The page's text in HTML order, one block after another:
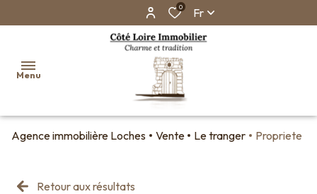
0 Fr
Menu
Agence immobilière Loches Vente Le tranger Propriete
Retour aux résultats